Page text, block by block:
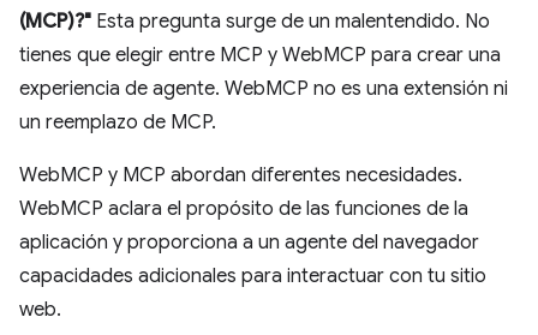
(MCP)?" Esta pregunta surge de un malentendido. No
tienes que elegir entre MCP y WebMCP para crear una
experiencia de agente. WebMCP no es una extensión ni
un reemplazo de MCP.
WebMCP y MCP abordan diferentes necesidades.
WebMCP aclara el propósito de las funciones de la
aplicación y proporciona a un agente del navegador
capacidades adicionales para interactuar con tu sitio
web.